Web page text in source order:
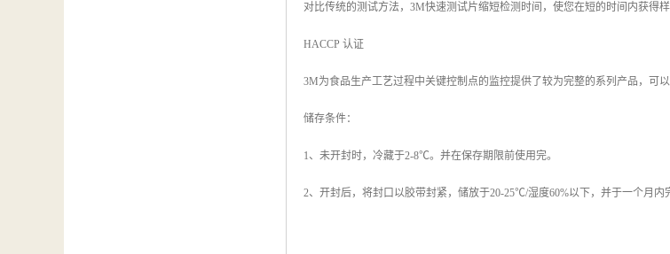
对比传统的测试方法， 3M快速测试片缩短检测时间，使您在短的时间内获得
HACCP 认证
3M为食品生产工艺过程中关键控制点的监控提供了较为完整的系列产品，可
储存条件：
1、未开封时，冷藏于2-8℃。并在保存期限前使用完。
2、开封后，将封口以胶带封紧，储放于20-25℃/湿度60%以下，并于一个月内